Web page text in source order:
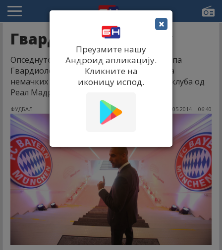
Гвардиола на удару
Опседнутост тренера Бајерн Минхена Пепа
Гвардиоле поседом лопте, главна је тема
немачких медија после елиминације тог клуба од
Реал Мадрида у полуфиналу ЛШ.
ФУДБАЛ 01.05.2014 | 06:40
×
Преузмите нашу
Андроид апликацију.
Кликните на
иконицу испод.